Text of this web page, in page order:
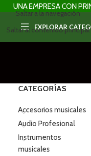
Saltar a la navegación
Saltar al contenido principal
UNA EMPRESA CON
EXPLORAR
CATEGORÍAS
Accesorios musicales
Audio Profesional
Instrumentos
musicales